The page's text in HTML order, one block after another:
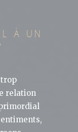
À UN
trop
relation